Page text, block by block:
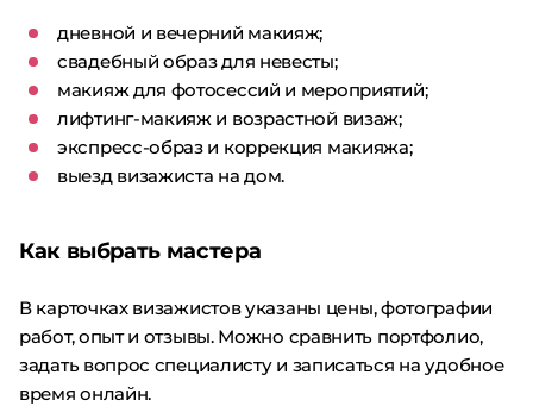
дневной и вечерний макияж;
свадебный образ для невесты;
макияж для фотосессий и мероприятий;
лифтинг-макияж и возрастной визаж;
экспресс-образ и коррекция макияжа;
выезд визажиста на дом.
Как выбрать мастера
В карточках визажистов указаны цены, фотографии
работ, опыт и отзывы. Можно сравнить портфолио,
задать вопрос специалисту и записаться на удобное
время онлайн.